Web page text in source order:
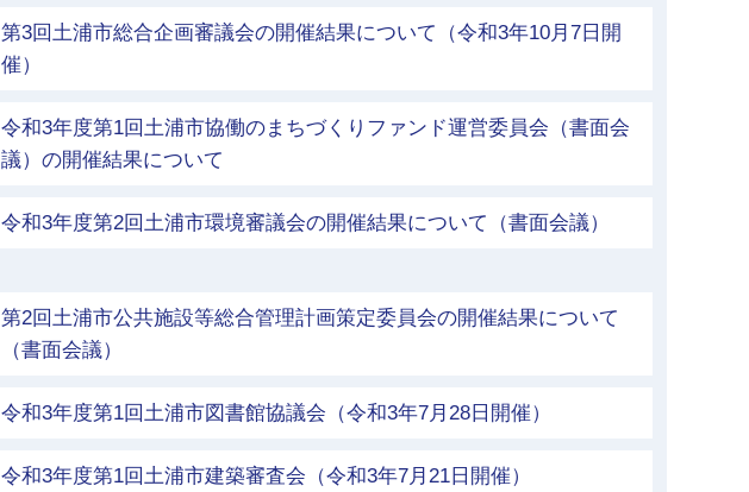
第3回土浦市総合企画審議会の開催結果について（令和3年10月7日開
催）
令和3年度第1回土浦市協働のまちづくりファンド運営委員会（書面会
議）の開催結果について
令和3年度第2回土浦市環境審議会の開催結果について（書面会議）
第2回土浦市公共施設等総合管理計画策定委員会の開催結果について
（書面会議）
令和3年度第1回土浦市図書館協議会（令和3年7月28日開催）
令和3年度第1回土浦市建築審査会（令和3年7月21日開催）